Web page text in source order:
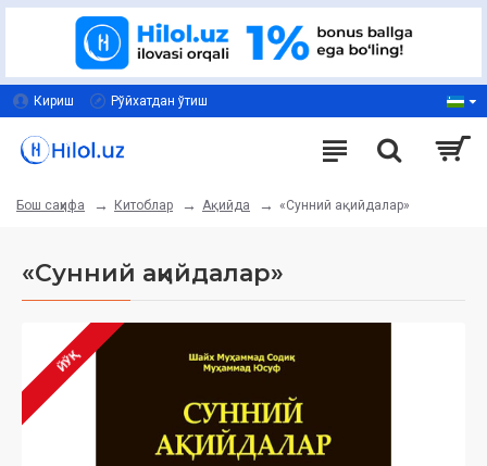
Кириш Рўйхатдан ўтиш
Бош саҳифа Китоблар Ақийда «Сунний ақийдалар»
«Сунний ақийдалар»
ЙЎҚ